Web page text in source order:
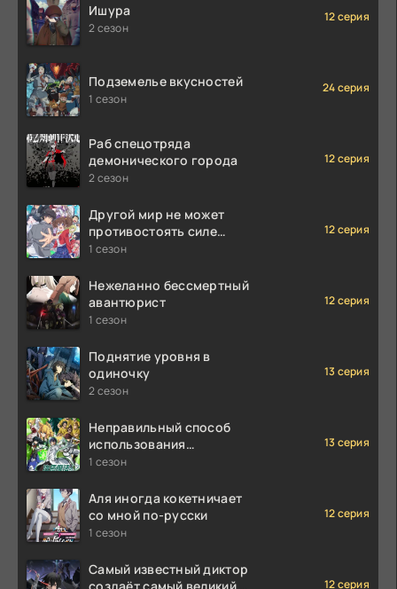
Ишура
2 сезон
12 серия
Подземелье вкусностей
1 сезон
24 серия
Раб спецотряда
демонического города
2 сезон
12 серия
Другой мир не может
противостоять силе
мгновенной смерти
1 сезон
12 серия
Нежеланно бессмертный
авантюрист
1 сезон
12 серия
Поднятие уровня в
одиночку
2 сезон
13 серия
Неправильный способ
использования
исцеляющей магии
1 сезон
13 серия
Аля иногда кокетничает
со мной по-русски
1 сезон
12 серия
Самый известный диктор
12 серия